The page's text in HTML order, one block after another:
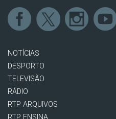
NOTÍCIAS
DESPORTO
TELEVISÃO
RÁDIO
RTP ARQUIVOS